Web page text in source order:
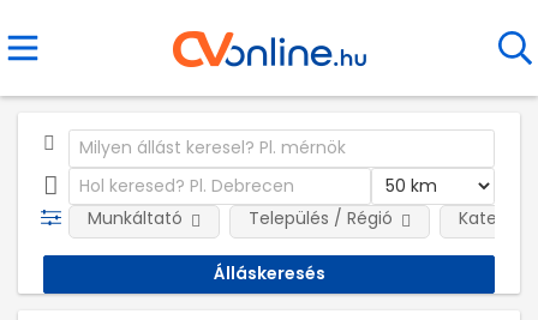
Munkáltató Település / Régió